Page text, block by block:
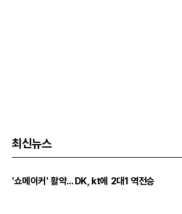
최신뉴스
'쇼메이커' 활약... DK, kt에 2대1 역전승